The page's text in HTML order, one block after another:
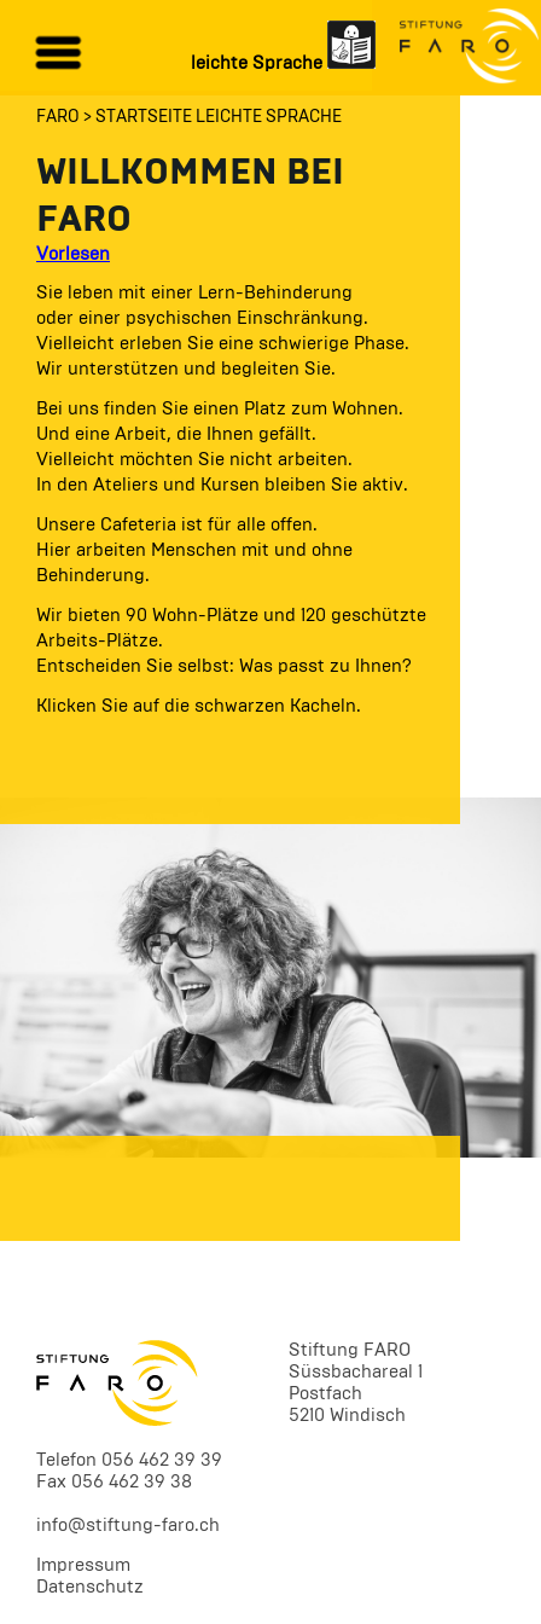
leichte Sprache
FARO STARTSEITE LEICHTE SPRACHE
WILLKOMMEN BEI
FARO
Vorlesen
Sie leben mit einer Lern-Behinderung
oder einer psychischen Einschränkung.
Vielleicht erleben Sie eine schwierige Phase.
Wir unterstützen und begleiten Sie.
Bei uns finden Sie einen Platz zum Wohnen.
Und eine Arbeit, die Ihnen gefällt.
Vielleicht möchten Sie nicht arbeiten.
In den Ateliers und Kursen bleiben Sie aktiv.
Unsere Cafeteria ist für alle offen.
Hier arbeiten Menschen mit und ohne
Behinderung.
Wir bieten 90 Wohn-Plätze und 120 geschützte
Arbeits-Plätze.
Entscheiden Sie selbst: Was passt zu Ihnen?
Klicken Sie auf die schwarzen Kacheln.
Stiftung FARO
Süssbachareal 1
Postfach
5210 Windisch
Telefon 056 462 39 39
Fax 056 462 39 38
info@stiftung-faro.ch
Impressum
Datenschutz